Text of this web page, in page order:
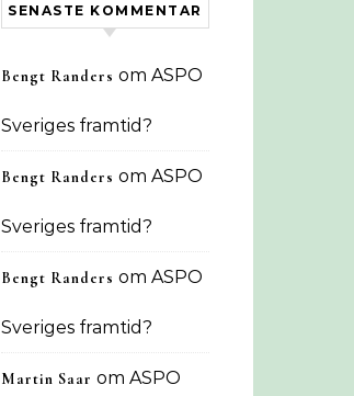
SENASTE KOMMENTAR
Bengt Randers om ASPO
Sveriges framtid?
Bengt Randers om ASPO
Sveriges framtid?
Bengt Randers om ASPO
Sveriges framtid?
Martin Saar om ASPO